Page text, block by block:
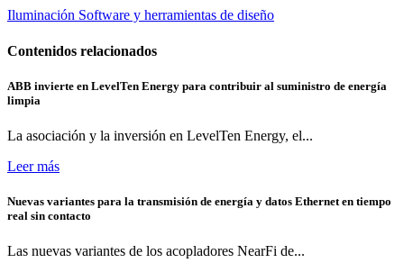
Iluminación Software y herramientas de diseño
Contenidos relacionados
ABB invierte en LevelTen Energy para contribuir al suministro de energía
limpia
La asociación y la inversión en LevelTen Energy, el...
Leer más
Nuevas variantes para la transmisión de energía y datos Ethernet en tiempo
real sin contacto
Las nuevas variantes de los acopladores NearFi de...